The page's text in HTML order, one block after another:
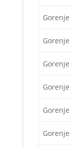
Gorenje
Gorenje
Gorenje
Gorenje
Gorenje
Gorenje